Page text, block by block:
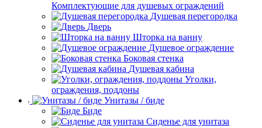
Комплектующие для душевых ограждений
Душевая перегородка
Дверь
Шторка на ванну
Душевое ограждение
Боковая стенка
Душевая кабина
Уголки,
ограждения, поддоны
Унитазы / биде
Биде
Сиденье для унитаза